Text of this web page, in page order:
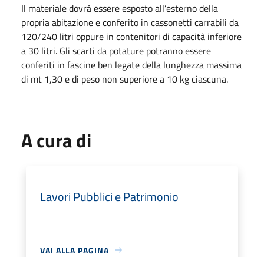
Il materiale dovrà essere esposto all’esterno della
propria abitazione e conferito in cassonetti carrabili da
120/240 litri oppure in contenitori di capacità inferiore
a 30 litri. Gli scarti da potature potranno essere
conferiti in fascine ben legate della lunghezza massima
di mt 1,30 e di peso non superiore a 10 kg ciascuna.
A cura di
Lavori Pubblici e Patrimonio
VAI ALLA PAGINA